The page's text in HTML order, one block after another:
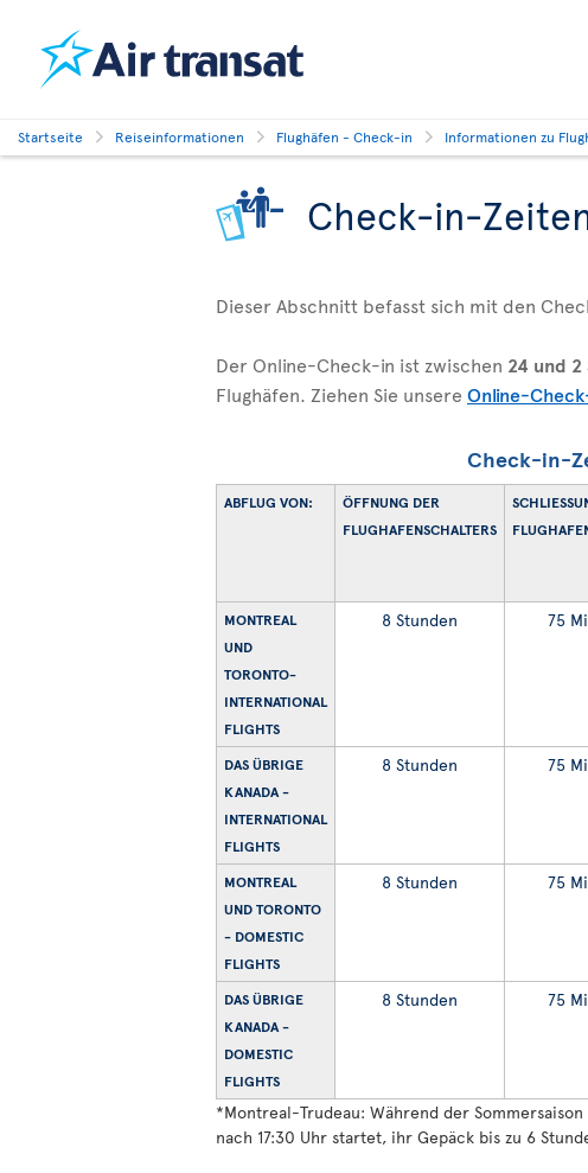
Startseite Reiseinformationen Flughäfen - Check-in Informationen zu
Check-in-
Dieser Abschnitt befasst sich mit den
Der Online-Check-in ist zwischen 24 und
Flughäfen. Ziehen Sie unsere Online-
Check-in-
ABFLUG VON:
ÖFFNUNG DER
FLUGHAFENSCHALTERS
MONTREAL
UND
TORONTO-
INTERNATIONAL
FLIGHTS
8 Stunden 75
DAS ÜBRIGE
KANADA -
INTERNATIONAL
FLIGHTS
8 Stunden 75
MONTREAL
UND TORONTO
- DOMESTIC
FLIGHTS
8 Stunden 75
DAS ÜBRIGE
KANADA -
DOMESTIC
FLIGHTS
8 Stunden 75
*Montreal-Trudeau: Während der
nach 17:30 Uhr startet, ihr Gepäck bis zu 6